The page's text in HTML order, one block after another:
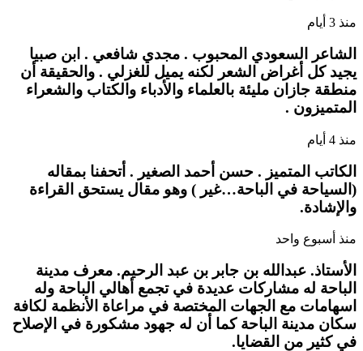
منذ 3 أيام
الشاعر السعودي المحبوب . مجدي شافعي . ابن صبيا
يجيد كل أغراض الشعر لكنه يميل للغزلي . والحقيقة أن
منطقة جازان مليئة بالعلماء والأدباء والكتاب والشعراء
المتميزون .
منذ 4 أيام
الكاتب المتميز . حسن أحمد الصغير . أتحفنا بمقاله
(السياحة في الباحة…غير ) وهو مقال يستحق القراءة
والإشادة.
منذ أسبوع واحد
الأستاذ. عبدالله بن جابر بن عبد الرحيم. معرف مدينة
الباحة له مشاركات عديدة في تجمع أهالي الباحة وله
اسهامات مع الجهات المختصة في مراعاة الأنظمة لكافة
سكان مدينة الباحة كما أن له جهود مشكورة في الإصلاح
في كثير من القضايا.